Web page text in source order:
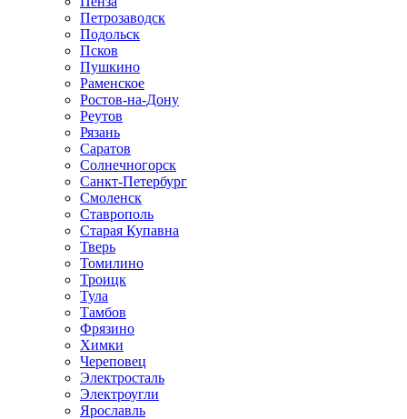
Петрозаводск
Подольск
Псков
Пушкино
Раменское
Ростов-на-Дону
Реутов
Рязань
Саратов
Солнечногорск
Санкт-Петербург
Смоленск
Ставрополь
Старая Купавна
Тверь
Томилино
Троицк
Тула
Тамбов
Фрязино
Химки
Череповец
Электросталь
Электроугли
Ярославль